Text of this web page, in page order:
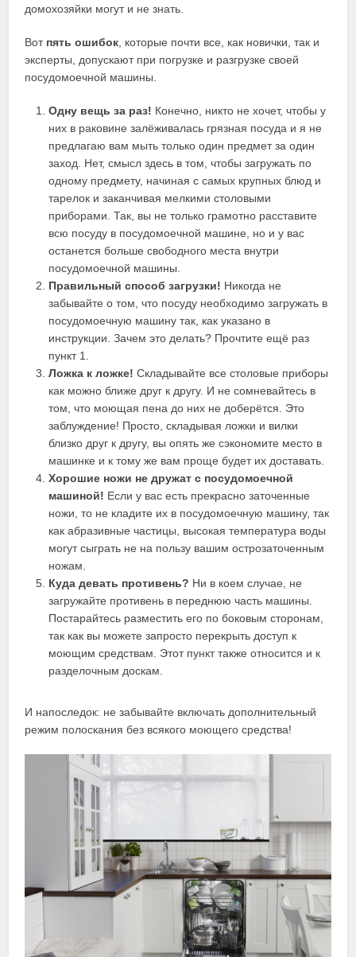
домохозяйки могут и не знать.
Вот пять ошибок, которые почти все, как новички, так и
эксперты, допускают при погрузке и разгрузке своей
посудомоечной машины.
Одну вещь за раз! Конечно, никто не хочет, чтобы у
них в раковине залёживалась грязная посуда и я не
предлагаю вам мыть только один предмет за один
заход. Нет, смысл здесь в том, чтобы загружать по
одному предмету, начиная с самых крупных блюд и
тарелок и заканчивая мелкими столовыми
приборами. Так, вы не только грамотно расставите
всю посуду в посудомоечной машине, но и у вас
останется больше свободного места внутри
посудомоечной машины.
Правильный способ загрузки! Никогда не
забывайте о том, что посуду необходимо загружать в
посудомоечную машину так, как указано в
инструкции. Зачем это делать? Прочтите ещё раз
пункт 1.
Ложка к ложке! Складывайте все столовые приборы
как можно ближе друг к другу. И не сомневайтесь в
том, что моющая пена до них не доберётся. Это
заблуждение! Просто, складывая ложки и вилки
близко друг к другу, вы опять же сэкономите место в
машинке и к тому же вам проще будет их доставать.
Хорошие ножи не дружат с посудомоечной
машиной! Если у вас есть прекрасно заточенные
ножи, то не кладите их в посудомоечную машину, так
как абразивные частицы, высокая температура воды
могут сыграть не на пользу вашим острозаточенным
ножам.
Куда девать противень? Ни в коем случае, не
загружайте противень в переднюю часть машины.
Постарайтесь разместить его по боковым сторонам,
так как вы можете запросто перекрыть доступ к
моющим средствам. Этот пункт также относится и к
разделочным доскам.
И напоследок: не забывайте включать дополнительный
режим полоскания без всякого моющего средства!